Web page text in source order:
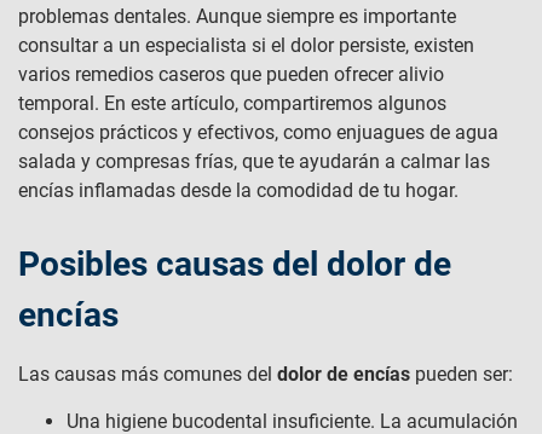
problemas dentales. Aunque siempre es importante
consultar a un especialista si el dolor persiste, existen
varios remedios caseros que pueden ofrecer alivio
temporal. En este artículo, compartiremos algunos
consejos prácticos y efectivos, como enjuagues de agua
salada y compresas frías, que te ayudarán a calmar las
encías inflamadas desde la comodidad de tu hogar.
Posibles causas del dolor de
encías
Las causas más comunes del dolor de encías pueden ser:
Una higiene bucodental insuficiente. La acumulación